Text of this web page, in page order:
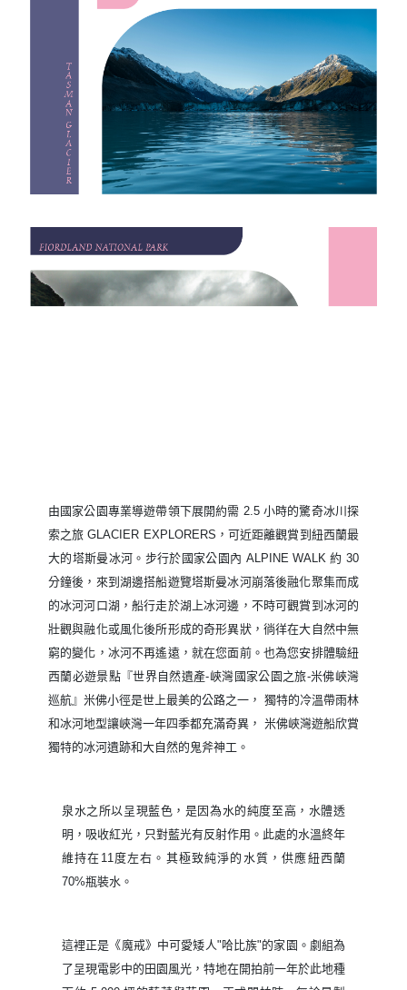
由國家公園專業導遊帶領下展開約需 2.5 小時的驚奇冰川探
索之旅 GLACIER EXPLORERS，可近距離觀賞到紐西蘭最
分鐘後，來到湖邊搭船遊覽塔斯曼冰河崩落後融化聚集而成
的冰河河口湖，船行走於湖上冰河邊，不時可觀賞到冰河的
壯觀與融化或風化後所形成的奇形異狀，徜徉在大自然中無
窮的變化，冰河不再遙遠，就在您面前。也為您安排體驗紐
和冰河地型讓峽灣一年四季都充滿奇異， 米佛峽灣遊船欣賞
獨特的冰河遺跡和大自然的鬼斧神工。